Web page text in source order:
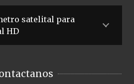
satelital para
HD